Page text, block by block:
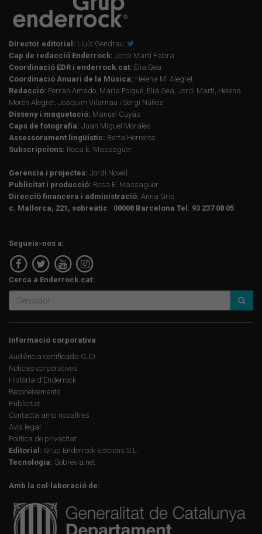
Director editorial: Lluís Gendrau
Cap de redacció Enderrock: Jordi Martí Fabra
Coordinació EDR i enderrock.cat: Èlia Gea
Coordinació Anuari de la Música: Helena M. Alegret
Redacció: Ferran Amado, Maria Folqué, Èlia Gea, Jordi Martí, Helena
Morén Alegret, Joaquim Vilarnau i Sergi Núñez
Disseny i maquetació: Manuel Cuyàs
Caps de fotografia: Juan Miguel Morales
Assessorament lingüístic: Berta Herreros
Subscripcions: Rosa E. Massaguer
Gerència i projectes: Jordi Novell
Publicitat i producció: Rosa E. Massaguer
Direcció financera i administració: Anna Gris
c. Mallorca, 221, sobreàtic · 08008 Barcelona Tel. 93 237 08 05
Segueix-nos a:
Cerca a Enderrock.cat:
Informació corporativa
Audiència certificada OJD
Notícies corporatives
Història d'Enderrock
Reconeixements
Publicitat
Contacta amb nosaltres
Avís legal
Política de privacitat
Editorial: Grup Enderrock Edicions S.L.
Tecnologia: Sobrevia.net
Amb la col·laboració de: